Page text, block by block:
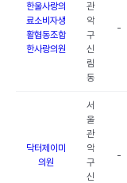
한울사랑의
료소비자생
활협동조합
한사랑의원
관
악
구
신
림
동
-
닥터제이미
의원
서
울
관
악
구
신
-